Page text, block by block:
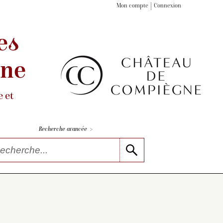
Mon compte Connexion
et
Recherche avancée >